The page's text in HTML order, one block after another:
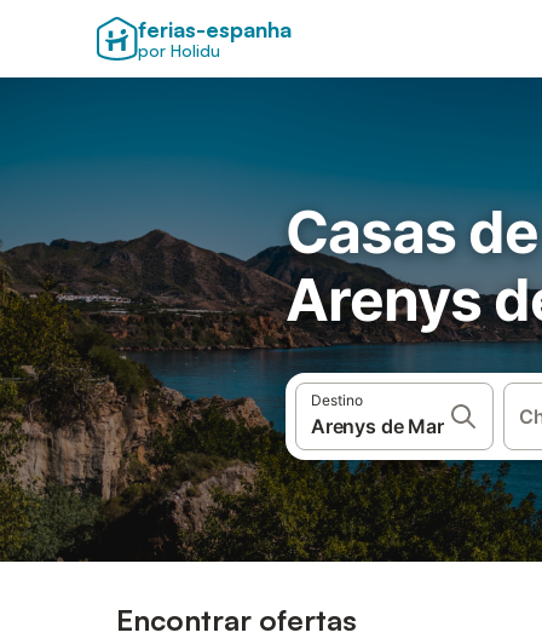
ferias-espanha
por Holidu
Casas
Arenys
Destino
Encontrar ofertas